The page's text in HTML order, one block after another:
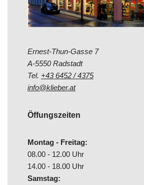
Ernest-Thun-Gasse 7
A-5550 Radstadt
Tel. +43 6452 / 4375
info@klieber.at
Öffungszeiten
Montag - Freitag:
08.00 - 12.00 Uhr
14.00 - 18.00 Uhr
Samstag: